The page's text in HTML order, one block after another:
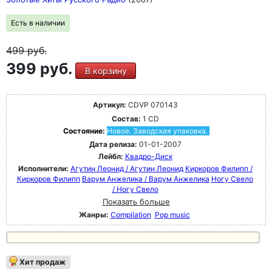
Есть в наличии
499руб.
399 руб. В корзину
Артикул: CDVP 070143
Состав: 1 CD
Состояние: Новое. Заводская упаковка.
Дата релиза: 01-01-2007
Лейбл: Квадро-Диск
Исполнители: Агутин Леонид / Агутин Леонид Киркоров Филипп /
Киркоров Филипп Варум Анжелика / Варум Анжелика Ногу Свело
/ Ногу Свело
Показать больше
Жанры: Compilation Pop music
Хит продаж